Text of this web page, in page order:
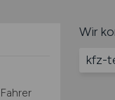
Wir
kfz-